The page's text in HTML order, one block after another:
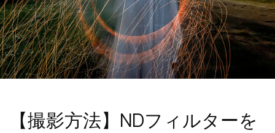
【撮影方法】NDフィルターを